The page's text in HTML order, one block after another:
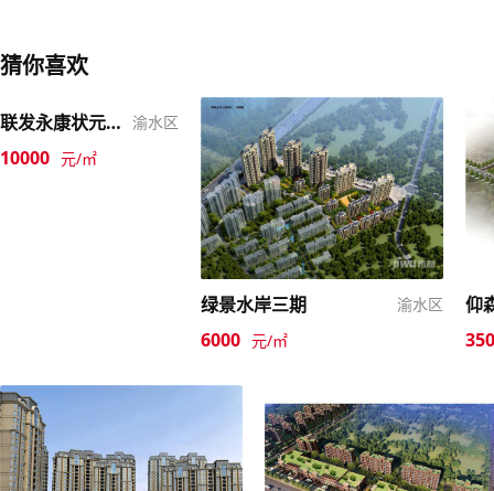
猜你喜欢
联发永康状元府天骄 渝水区
10000 元/㎡
绿景水岸三期 渝水区
6000 元/㎡
仰